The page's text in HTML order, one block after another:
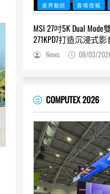
業界動態 賣場情報
MSI 27吋5K Dual
271KPD7打造沉浸式
News 08/03/
COMPUTEX 2026